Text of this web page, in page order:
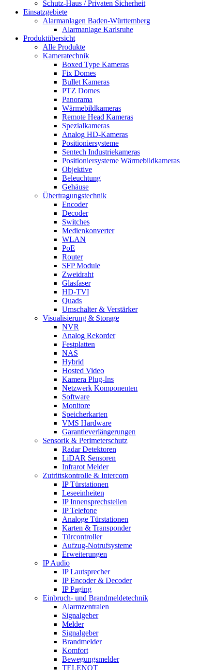
Schutz-Haus / Privaten Sicherheit
Einsatzgebiete
Alarmanlagen Baden-Württemberg
Alarmanlage Karlsruhe
Produktübersicht
Alle Produkte
Kameratechnik
Boxed Type Kameras
Fix Domes
Bullet Kameras
PTZ Domes
Panorama
Wärmebildkameras
Remote Head Kameras
Spezialkameras
Analog HD-Kameras
Positioniersysteme
Sentech Industriekameras
Positioniersysteme Wärmebildkameras
Objektive
Beleuchtung
Gehäuse
Übertragungstechnik
Encoder
Decoder
Switches
Medienkonverter
WLAN
PoE
Router
SFP Module
Zweidraht
Glasfaser
HD-TVI
Quads
Umschalter & Verstärker
Visualisierung & Storage
NVR
Analog Rekorder
Festplatten
NAS
Hybrid
Hosted Video
Kamera Plug-Ins
Netzwerk Komponenten
Software
Monitore
Speicherkarten
VMS Hardware
Garantieverlängerungen
Sensorik & Perimeterschutz
Radar Detektoren
LiDAR Sensoren
Infrarot Melder
Zutrittskontrolle & Intercom
IP Türstationen
Leseeinheiten
IP Innensprechstellen
IP Telefone
Analoge Türstationen
Karten & Transponder
Türcontroller
Aufzug-Notrufsysteme
Erweiterungen
IP Audio
IP Lautsprecher
IP Encoder & Decoder
IP Paging
Einbruch- und Brandmeldetechnik
Alarmzentralen
Signalgeber
Melder
Signalgeber
Brandmelder
Komfort
Bewegungsmelder
TELENOT